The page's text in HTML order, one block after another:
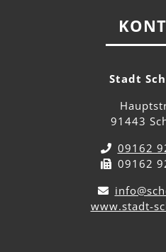
Stadt
91443
09162
09162
www.stadt-